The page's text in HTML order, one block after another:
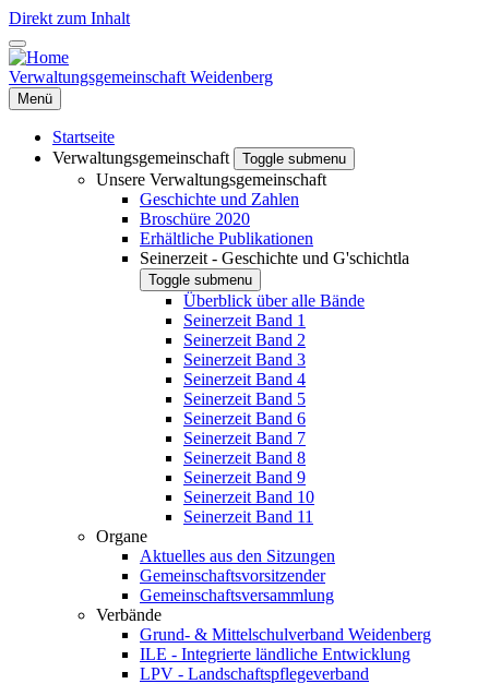
Direkt zum Inhalt
Verwaltungsgemeinschaft Weidenberg
Menü
Startseite
Verwaltungsgemeinschaft
Toggle submenu
Unsere Verwaltungsgemeinschaft
Geschichte und Zahlen
Broschüre 2020
Erhältliche Publikationen
Seinerzeit - Geschichte und G'schichtla
Toggle submenu
Überblick über alle Bände
Seinerzeit Band 1
Seinerzeit Band 2
Seinerzeit Band 3
Seinerzeit Band 4
Seinerzeit Band 5
Seinerzeit Band 6
Seinerzeit Band 7
Seinerzeit Band 8
Seinerzeit Band 9
Seinerzeit Band 10
Seinerzeit Band 11
Organe
Aktuelles aus den Sitzungen
Gemeinschaftsvorsitzender
Gemeinschaftsversammlung
Verbände
Grund- & Mittelschulverband Weidenberg
ILE - Integrierte ländliche Entwicklung
LPV - Landschaftspflegeverband